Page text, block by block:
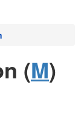
(M)